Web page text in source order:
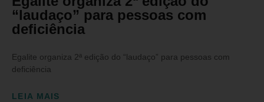
“laudaço” para pessoas com
deficiência
Egalite organiza 2ª edição do “laudaço” para pessoas com
deficiência
LEIA MAIS